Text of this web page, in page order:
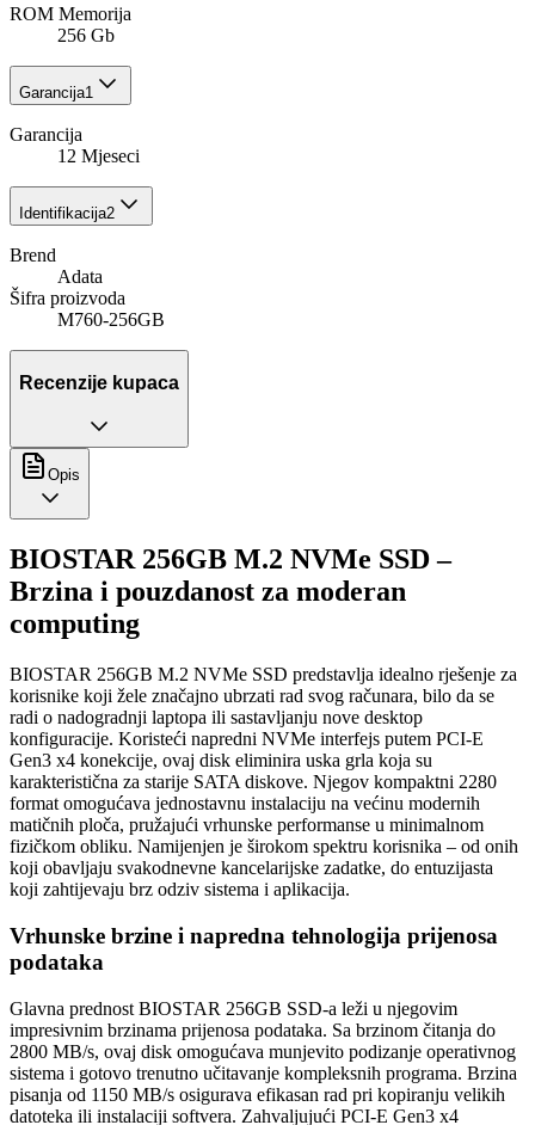
ROM Memorija
256 Gb
Garancija1
Garancija
12 Mjeseci
Identifikacija2
Brend
Adata
Šifra proizvoda
M760-256GB
Recenzije kupaca
Opis
BIOSTAR 256GB M.2 NVMe SSD –
Brzina i pouzdanost za moderan
computing
BIOSTAR 256GB M.2 NVMe SSD predstavlja idealno rješenje za
korisnike koji žele značajno ubrzati rad svog računara, bilo da se
radi o nadogradnji laptopa ili sastavljanju nove desktop
konfiguracije. Koristeći napredni NVMe interfejs putem PCI-E
Gen3 x4 konekcije, ovaj disk eliminira uska grla koja su
karakteristična za starije SATA diskove. Njegov kompaktni 2280
format omogućava jednostavnu instalaciju na većinu modernih
matičnih ploča, pružajući vrhunske performanse u minimalnom
fizičkom obliku. Namijenjen je širokom spektru korisnika – od onih
koji obavljaju svakodnevne kancelarijske zadatke, do entuzijasta
koji zahtijevaju brz odziv sistema i aplikacija.
Vrhunske brzine i napredna tehnologija prijenosa
podataka
Glavna prednost BIOSTAR 256GB SSD-a leži u njegovim
impresivnim brzinama prijenosa podataka. Sa brzinom čitanja do
2800 MB/s, ovaj disk omogućava munjevito podizanje operativnog
sistema i gotovo trenutno učitavanje kompleksnih programa. Brzina
pisanja od 1150 MB/s osigurava efikasan rad pri kopiranju velikih
datoteka ili instalaciji softvera. Zahvaljujući PCI-E Gen3 x4